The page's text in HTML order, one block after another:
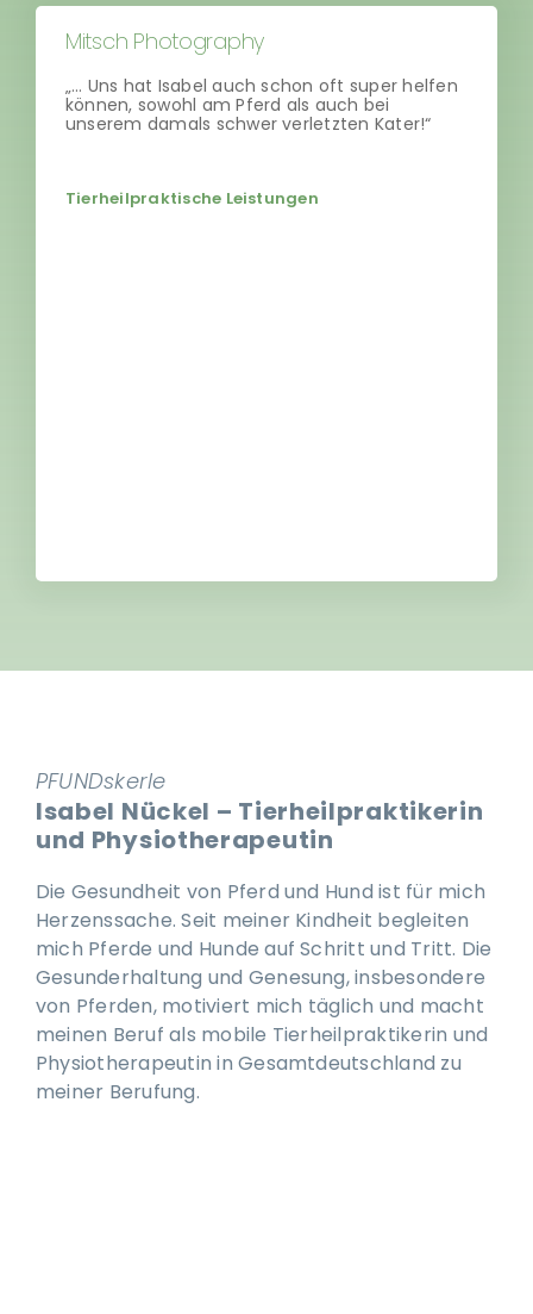
Mitsch Photography
„… Uns hat Isabel auch schon oft super helfen
PFUNDskerle
Isabel Nückel – Tierheilpraktikerin
und Physiotherapeutin
Die Gesundheit von Pferd und Hund ist für mich
Herzenssache. Seit meiner Kindheit begleiten
mich Pferde und Hunde auf Schritt und Tritt. Die
Gesunderhaltung und Genesung, insbesondere
von Pferden, motiviert mich täglich und macht
meinen Beruf als mobile Tierheilpraktikerin und
Physiotherapeutin in Gesamtdeutschland zu